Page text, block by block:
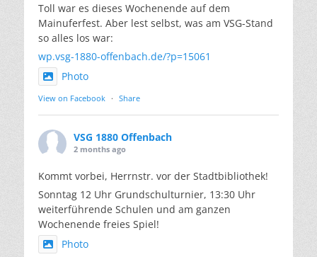
Toll war es dieses Wochenende auf dem
Mainuferfest. Aber lest selbst, was am VSG-Stand
so alles los war:
wp.vsg-1880-offenbach.de/?p=15061
Photo
View on Facebook · Share
VSG 1880 Offenbach
2 months ago
Kommt vorbei, Herrnstr. vor der Stadtbibliothek!
Sonntag 12 Uhr Grundschulturnier, 13:30 Uhr
weiterführende Schulen und am ganzen
Wochenende freies Spiel!
Photo